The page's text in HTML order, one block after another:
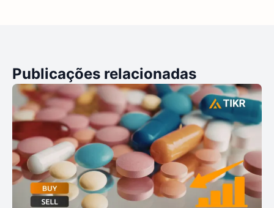
Publicações relacionadas